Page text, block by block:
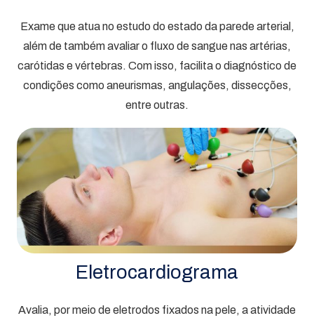
Exame que atua no estudo do estado da parede arterial,
além de também avaliar o fluxo de sangue nas artérias,
carótidas e vértebras. Com isso, facilita o diagnóstico de
condições como aneurismas, angulações, dissecções,
entre outras.
Eletrocardiograma
Avalia, por meio de eletrodos fixados na pele, a atividade